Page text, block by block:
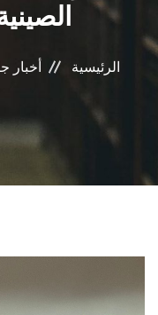
الرئيسية